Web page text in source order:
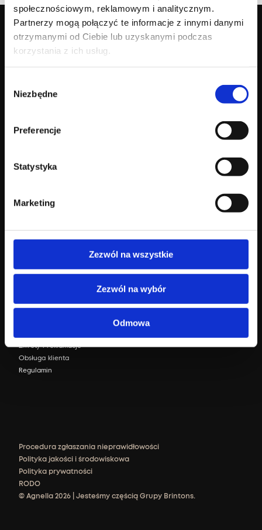
społecznościowym, reklamowym i analitycznym.
Partnerzy mogą połączyć te informacje z innymi danymi
otrzymanymi od Ciebie lub uzyskanymi podczas
korzystania z ich usług.
zgody
Niezbędne
Preferencje
Statystyka
Marketing
Zezwól na wszystkie
Zezwól na wybór
Odmowa
Nasza marka
Poznaj Agnellę
Agnella & Art
Kolekcja
Kontakt B2B
Zaloguj się
Zwroty i reklamacje
Obsługa klienta
Regulamin
Procedura zgłaszania nieprawidłowości
Polityka jakości i środowiskowa
Polityka prywatności
RODO
© Agnella 2026 | Jesteśmy częścią Grupy Brintons.